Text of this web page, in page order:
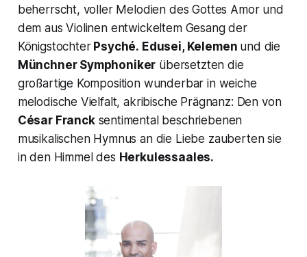
beherrscht, voller Melodien des Gottes Amor und
dem aus Violinen entwickeltem Gesang der
KönigstochterPsyché. Edusei, Kelemen und die
Münchner Symphoniker übersetzten die
großartige Komposition wunderbar in weiche
melodische Vielfalt, akribische Prägnanz: Den von
César Francksentimental beschriebenen
musikalischen Hymnus an die Liebe zauberten sie
in den Himmel des Herkulessaales.